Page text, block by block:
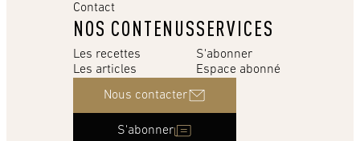
Contact
NOS CONTENUS
Les recettes
Les articles
SERVICES
S'abonner
Espace abonné
Nous contacter
S'abonner